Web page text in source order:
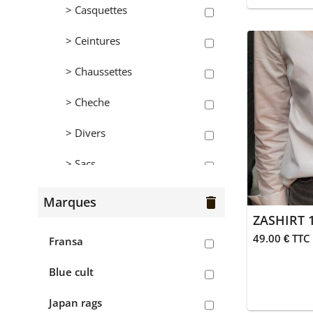
Femmes
> Jean's
> Pantalons
> Casquettes
> Ceintures
> Chaussettes
> Cheche
> Divers
> Sacs
Hommes
Marques delete
Fransa
Blue cult
Japan rags
ZASHIRT
49.00 € TTC